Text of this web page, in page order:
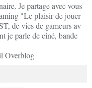
Je partage avec vous
"Le plaisir de jouer
de vies de gameurs av
je parle de ciné, bande
Overblog